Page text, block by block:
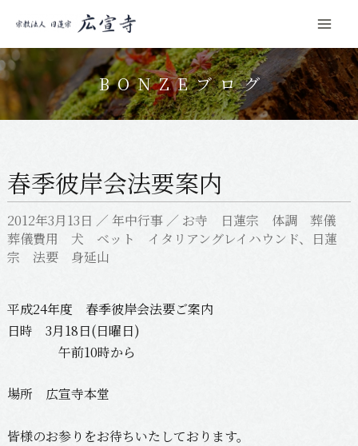
コ
ン
ン
ス
ッ
プ
BONZEブログ
春季彼岸会法要案内
2012年3月13日 ／ 年中行事／ お寺 日蓮宗 体調 葬儀
葬儀費用 犬 ベット イタリアングレイハウンド、
日蓮
宗 法要 身延山
平成24年度 春季彼岸会法要ご案内
日時 3月18日(日曜日)
午前10時から
場所 広宣寺本堂
皆様のお参りをお待ちいたしております。